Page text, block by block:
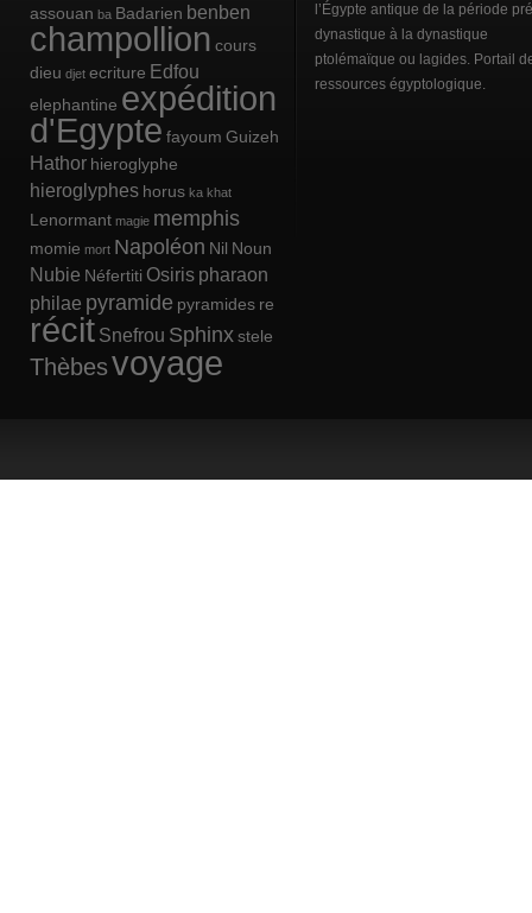
assouan ba Badarien benben
champollion cours
dieu djet ecriture Edfou
elephantine expédition
d'Egyptefayoum Guizeh
Hathor hieroglyphe
hieroglyphes horus ka khat
Lenormant magie memphis
momie mort Napoléon Nil Noun
Nubie Néfertiti Osiris pharaon
philae pyramide pyramides re
récit Snefrou Sphinxstele
Thèbesvoyage
l’Égypte antique de la période
dynastique à la dynastique
ptolémaïque ou lagides. Portail
ressources égyptologique.